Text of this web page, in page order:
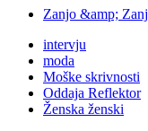
Zanjo &amp; Zanj
intervju
moda
Moške skrivnosti
Oddaja Reflektor
Ženska ženski